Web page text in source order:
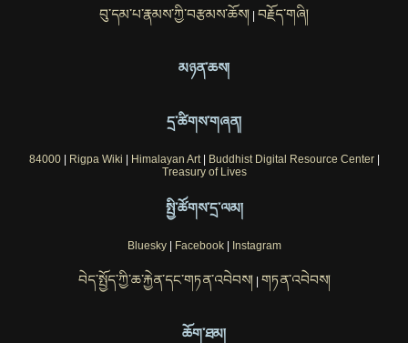
བུ་དམ་པ་རྣམས་ཀྱི་བརྩམས་ཆོས། བརྗོད་གཞི།
མཉན་ཆས།
དྲ་ཚིགས་གཞན།
84000| Rigpa Wiki Himalayan Art| Buddhist Digital Resource Center|
Treasury of Lives
སྤྱི་ཚོགས་དྲ་ལམ།
Bluesky| Facebook| Instagram
བེད་སྤྱོད་ཀྱི་ཆ་རྐྱེན་དང་གཏན་འབེབས། གཏན་འབེབས།
ཆོག་ཐམ།